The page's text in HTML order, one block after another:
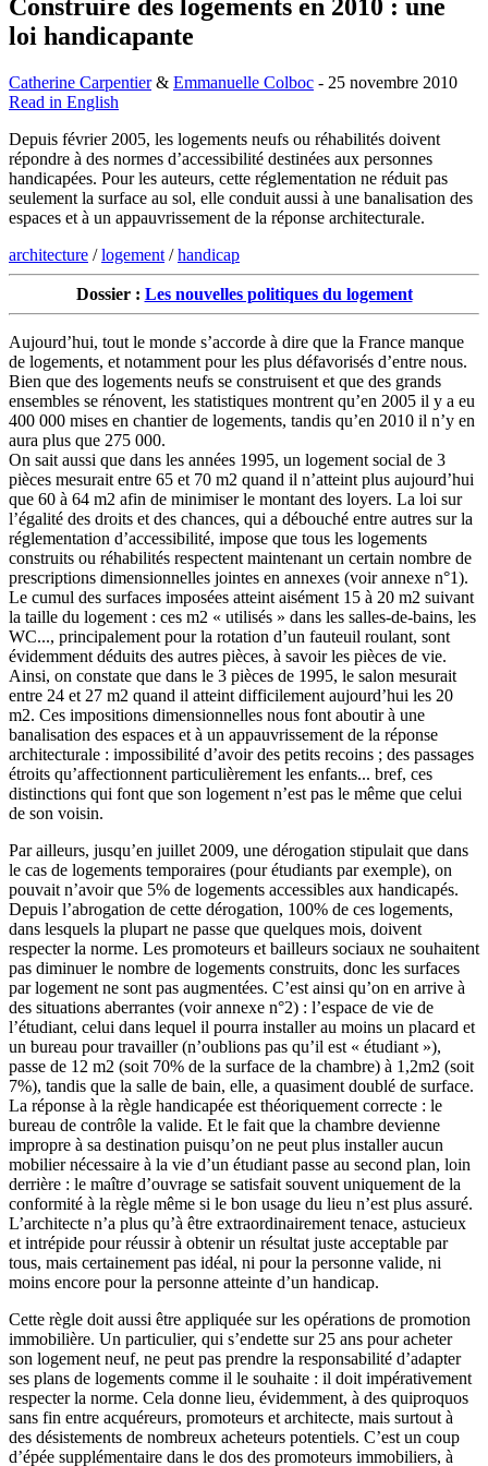
Construire des logements en 2010 : une
loi handicapante
Catherine Carpentier& Emmanuelle Colboc - 25 novembre 2010
Read in English
Depuis février 2005, les logements neufs ou réhabilités doivent
répondre à des normes d’accessibilité destinées aux personnes
handicapées. Pour les auteurs, cette réglementation ne réduit pas
seulement la surface au sol, elle conduit aussi à une banalisation des
espaces et à un appauvrissement de la réponse architecturale.
architecture /logement /handicap
Dossier : Les nouvelles politiques du logement
Aujourd’hui, tout le monde s’accorde à dire que la France manque
de logements, et notamment pour les plus défavorisés d’entre nous.
Bien que des logements neufs se construisent et que des grands
ensembles se rénovent, les statistiques montrent qu’en 2005 il y a eu
400 000 mises en chantier de logements, tandis qu’en 2010 il n’y en
aura plus que 275 000.
On sait aussi que dans les années 1995, un logement social de 3
pièces mesurait entre 65 et 70 m2 quand il n’atteint plus aujourd’hui
que 60 à 64 m2 afin de minimiser le montant des loyers. La loi sur
l’égalité des droits et des chances, qui a débouché entre autres sur la
réglementation d’accessibilité, impose que tous les logements
construits ou réhabilités respectent maintenant un certain nombre de
prescriptions dimensionnelles jointes en annexes (voir annexe n°1).
Le cumul des surfaces imposées atteint aisément 15 à 20 m2 suivant
la taille du logement : ces m2 « utilisés » dans les salles-de-bains, les
WC..., principalement pour la rotation d’un fauteuil roulant, sont
évidemment déduits des autres pièces, à savoir les pièces de vie.
Ainsi, on constate que dans le 3 pièces de 1995, le salon mesurait
entre 24 et 27 m2 quand il atteint difficilement aujourd’hui les 20
m2. Ces impositions dimensionnelles nous font aboutir à une
banalisation des espaces et à un appauvrissement de la réponse
architecturale : impossibilité d’avoir des petits recoins ; des passages
étroits qu’affectionnent particulièrement les enfants... bref, ces
distinctions qui font que son logement n’est pas le même que celui
de son voisin.
Par ailleurs, jusqu’en juillet 2009, une dérogation stipulait que dans
le cas de logements temporaires (pour étudiants par exemple), on
pouvait n’avoir que 5% de logements accessibles aux handicapés.
Depuis l’abrogation de cette dérogation, 100% de ces logements,
dans lesquels la plupart ne passe que quelques mois, doivent
respecter la norme. Les promoteurs et bailleurs sociaux ne souhaitent
pas diminuer le nombre de logements construits, donc les surfaces
par logement ne sont pas augmentées. C’est ainsi qu’on en arrive à
des situations aberrantes (voir annexe n°2) : l’espace de vie de
l’étudiant, celui dans lequel il pourra installer au moins un placard et
un bureau pour travailler (n’oublions pas qu’il est « étudiant »),
passe de 12 m2 (soit 70% de la surface de la chambre) à 1,2m2 (soit
7%), tandis que la salle de bain, elle, a quasiment doublé de surface.
La réponse à la règle handicapée est théoriquement correcte : le
bureau de contrôle la valide. Et le fait que la chambre devienne
impropre à sa destination puisqu’on ne peut plus installer aucun
mobilier nécessaire à la vie d’un étudiant passe au second plan, loin
derrière : le maître d’ouvrage se satisfait souvent uniquement de la
conformité à la règle même si le bon usage du lieu n’est plus assuré.
L’architecte n’a plus qu’à être extraordinairement tenace, astucieux
et intrépide pour réussir à obtenir un résultat juste acceptable par
tous, mais certainement pas idéal, ni pour la personne valide, ni
moins encore pour la personne atteinte d’un handicap.
Cette règle doit aussi être appliquée sur les opérations de promotion
immobilière. Un particulier, qui s’endette sur 25 ans pour acheter
son logement neuf, ne peut pas prendre la responsabilité d’adapter
ses plans de logements comme il le souhaite : il doit impérativement
respecter la norme. Cela donne lieu, évidemment, à des quiproquos
sans fin entre acquéreurs, promoteurs et architecte, mais surtout à
des désistements de nombreux acheteurs potentiels. C’est un coup
d’épée supplémentaire dans le dos des promoteurs immobiliers, à